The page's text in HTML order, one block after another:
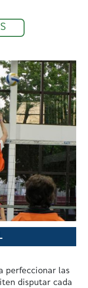
perfeccionar las
disputar cada